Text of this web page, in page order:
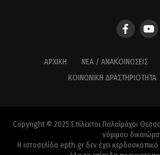
ΑΡΧΙΚΉ ΝΈΑ / ΑΝΑΚΟΙΝΏΣΕΙΣ
ΚΟΙΝΩΝΙΚΉ ΔΡΑΣΤΗΡΙΌΤΗΤΑ
Copyright © 2025 Επίλεκτοι Παλαίμαχοι
νόμιμου
Η ιστοσελίδα epth.gr δεν έχει